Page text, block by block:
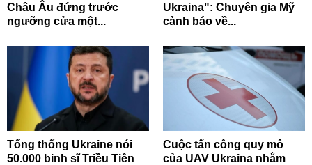
Châu Âu đứng trước
ngưỡng cửa một...
Ukraina": Chuyên gia Mỹ
cảnh báo về...
Tổng thống Ukraine nói
50.000 binh sĩ Triều Tiên
Cuộc tấn công quy mô
của UAV Ukraina nhằm